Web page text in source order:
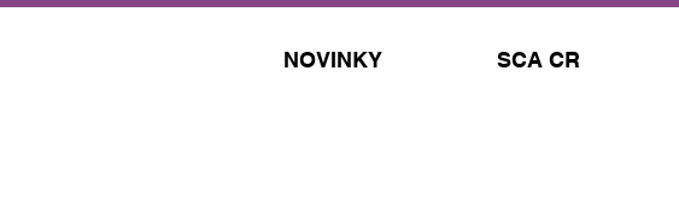
NOVINKY SCA CR